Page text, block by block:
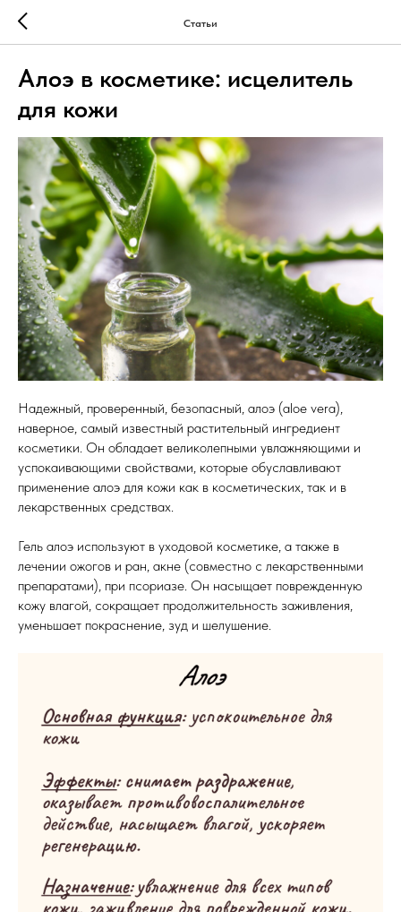
Статьи
Алоэ в косметике: исцелитель
для кожи
Надежный, проверенный, безопасный, алоэ (aloe vera),
наверное, самый известный растительный ингредиент
косметики. Он обладает великолепными увлажняющими и
успокаивающими свойствами, которые обуславливают
применение алоэ для кожи как в косметических, так и в
лекарственных средствах.
Гель алоэ используют в уходовой косметике, а также в
лечении ожогов и ран, акне (совместно с лекарственными
препаратами), при псориазе. Он насыщает поврежденную
кожу влагой, сокращает продолжительность заживления,
уменьшает покраснение, зуд и шелушение.